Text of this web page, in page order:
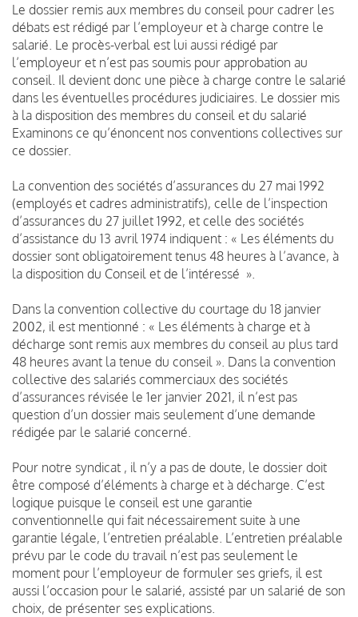
Le dossier remis aux membres du conseil pour cadrer les
débats est rédigé par l’employeur et à charge contre le
salarié. Le procès-verbal est lui aussi rédigé par
l’employeur et n’est pas soumis pour approbation au
conseil. Il devient donc une pièce à charge contre le salarié
dans les éventuelles procédures judiciaires. Le dossier mis
à la disposition des membres du conseil et du salarié
Examinons ce qu’énoncent nos conventions collectives sur
ce dossier.
La convention des sociétés d’assurances du 27 mai 1992
(employés et cadres administratifs), celle de l’inspection
d’assurances du 27 juillet 1992, et celle des sociétés
d’assistance du 13 avril 1974 indiquent : « Les éléments du
dossier sont obligatoirement tenus 48 heures à l’avance, à
la disposition du Conseil et de l’intéressé ».
Dans la convention collective du courtage du 18 janvier
2002, il est mentionné : « Les éléments à charge et à
décharge sont remis aux membres du conseil au plus tard
48 heures avant la tenue du conseil ». Dans la convention
collective des salariés commerciaux des sociétés
d’assurances révisée le 1er janvier 2021, il n’est pas
question d’un dossier mais seulement d’une demande
rédigée par le salarié concerné.
Pour notre syndicat , il n’y a pas de doute, le dossier doit
être composé d’éléments à charge et à décharge. C’est
logique puisque le conseil est une garantie
conventionnelle qui fait nécessairement suite à une
garantie légale, l’entretien préalable. L’entretien préalable
prévu par le code du travail n’est pas seulement le
moment pour l’employeur de formuler ses griefs, il est
aussi l’occasion pour le salarié, assisté par un salarié de son
choix, de présenter ses explications.